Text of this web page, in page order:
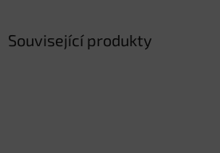
Související produkty